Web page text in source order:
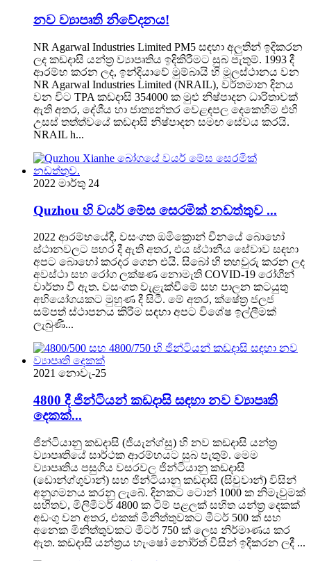
නව ව්‍යාපෘති නිවේදනය!
NR Agarwal Industries Limited PM5 සඳහා අලුතින් ඉදිකරන
ලද කඩදාසි යන්ත්‍ර ව්‍යාපෘතිය ඉදිකිරීමට සුබ පැතුම්. 1993 දී
ආරම්භ කරන ලද, ඉන්දියාවේ මුම්බායි හි මූලස්ථානය වන
NR Agarwal Industries Limited (NRAIL), වර්තමාන දිනය
වන විට TPA කඩදාසි 354000 ක මුළු නිෂ්පාදන ධාරිතාවක්
ඇති අතර, දේශීය හා ජාත්‍යන්තර වෙළඳපල දෙකෙහිම එහි
උසස් තත්ත්වයේ කඩදාසි නිෂ්පාදන සමඟ සේවය කරයි.
NRAIL h...
2022 මාර්තු 24
Quzhou හි වයර් මේස සෙරමික් නඩත්තුව ...
2022 ආරම්භයේදී, වසංගත ඔමික්‍රොන් චීනයේ බොහෝ
ස්ථානවලට පහර දී ඇති අතර, එය ස්ථානීය සේවාව සඳහා
අපට බොහෝ කරදර ගෙන එයි. සිබෝ හි තහවුරු කරන ලද
අවස්ථා සහ රෝග ලක්ෂණ නොමැති COVID-19 රෝගීන්
වාර්තා වී ඇත. වසංගත වැළැක්වීමේ සහ පාලන කටයුතු
අභියෝගයකට මුහුණ දී සිටී. මේ අතර, ක්ෂේත්‍ර ජලජ
සම්පත් ස්ථාපනය කිරීම සඳහා අපට විශේෂ ඉල්ලීමක්
ලැබුණි...
2021 නොවැ-25
4800 දී ජින්ටියන් කඩදාසි සඳහා නව ව්‍යාපෘති
දෙකක්...
ජින්ටියානු කඩදාසි (ජියැන්ග්සු) හි නව කඩදාසි යන්ත්‍ර
ව්‍යාපෘතියේ සාර්ථක ආරම්භයට සුබ පැතුම්. මෙම
ව්‍යාපෘතිය පසුගිය වසරවල ජින්ටියානු කඩදාසි
(ඩොන්ග්ගුවාන්) සහ ජින්ටියානු කඩදාසි (සිචුවාන්) විසින්
අනුගමනය කරනු ලැබේ. දිනකට ටොන් 1000 ක නිමැවුමක්
සහිතව, මිලිමීටර් 4800 ක ටිම් පළලක් සහිත යන්ත්‍ර දෙකක්
අඩංගු වන අතර, එකක් මිනිත්තුවකට මීටර් 500 ක් සහ
අනෙක මිනිත්තුවකට මීටර් 750 ක් ලෙස නිර්මාණය කර
ඇත. කඩදාසි යන්ත්‍රය හැංෂෝ නෝර්ත් විසින් ඉදිකරන ලදී ...